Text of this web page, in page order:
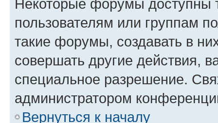
Некоторые форумы доступны
пользователям или группам
такие форумы, создавать в
совершать другие действия,
специальное разрешение.
администратором
Вернуться к началу